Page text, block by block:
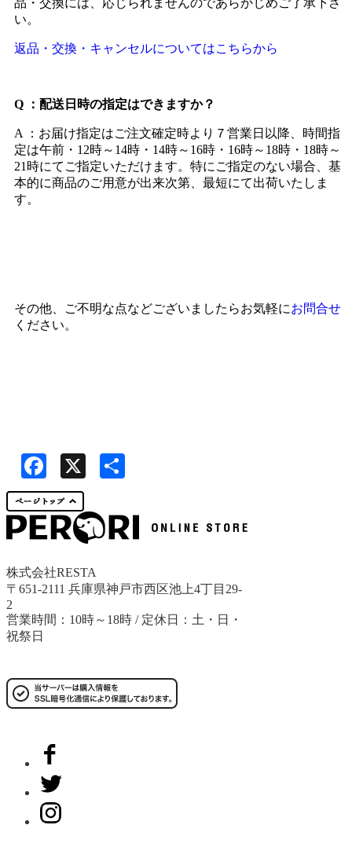
品・交換には、応じられませんのであらかじめご了承下さ
い。
返品・交換・キャンセルについてはこちらから
Q ：配送日時の指定はできますか？
A ：お届け指定はご注文確定時より７営業日以降、時間指
定は午前・12時～14時・14時～16時・16時～18時・18時～
21時にてご指定いただけます。特にご指定のない場合、基
本的に商品のご用意が出来次第、最短にて出荷いたしま
す。
その他、ご不明な点などございましたらお気軽にお問合せ
ください。
Facebook
株式会社RESTA
〒651-2111 兵庫県神戸市西区池上4丁目29-
2
営業時間：10時～18時 / 定休日：土・日・
祝祭日